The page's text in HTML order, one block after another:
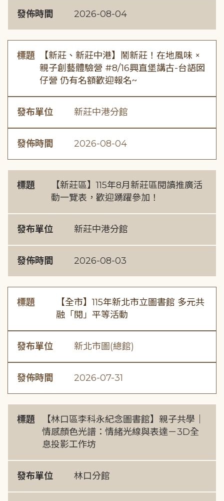
發佈時間 2026-08-04
標題
【新莊、新莊中港】鬧新莊！在地風味 ×
親子創藝體驗營 #8/16興直堡講古-台語囡
仔營 仍有名額歡迎報名~
發布單位 新莊中港分館
發佈時間 2026-08-04
標題
【新莊區】115年8月新莊區閱讀推廣活
動一覽表，歡迎踴躍參加！
發布單位 新莊中港分館
發佈時間 2026-08-03
標題
【全市】115年新北市立圖書館 多元共
融「閱」平等活動
發布單位 新北市圖(總館)
發佈時間 2026-07-31
標題
【林口區李科永紀念圖書館】親子共學｜
情感顏色光譜：情緒光線與表達－3D全
息投影工作坊
發布單位 林口分館